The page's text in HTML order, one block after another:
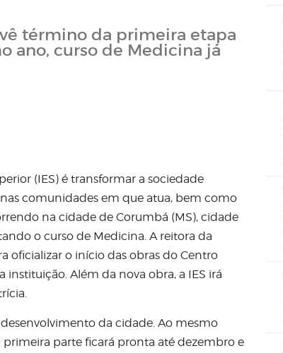
término da primeira etapa
ano, curso de Medicina já
(IES) é transformar a sociedade
comunidades em que atua, bem como
na cidade de Corumbá (MS), cidade
o curso de Medicina. A reitora da
oficializar o início das obras do Centro
Além da nova obra, a IES irá
da cidade. Ao mesmo
parte ficará pronta até dezembro e